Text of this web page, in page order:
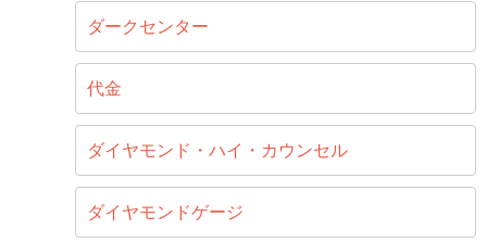
ダークセンター
代金
ダイヤモンド・ハイ・カウンセル
ダイヤモンドゲージ